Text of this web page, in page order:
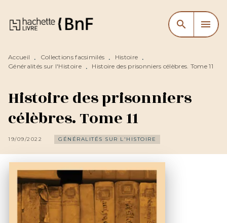
MENU RECHERCHE
CONTENU
search menu
Accueil • Collections facsimilés • Histoire •
Généralités sur l'Histoire
• Histoire des prisonniers célèbres. Tome 11
Histoire des prisonniers
célèbres. Tome 11
19/09/2022 GÉNÉRALITÉS SUR L'HISTOIRE